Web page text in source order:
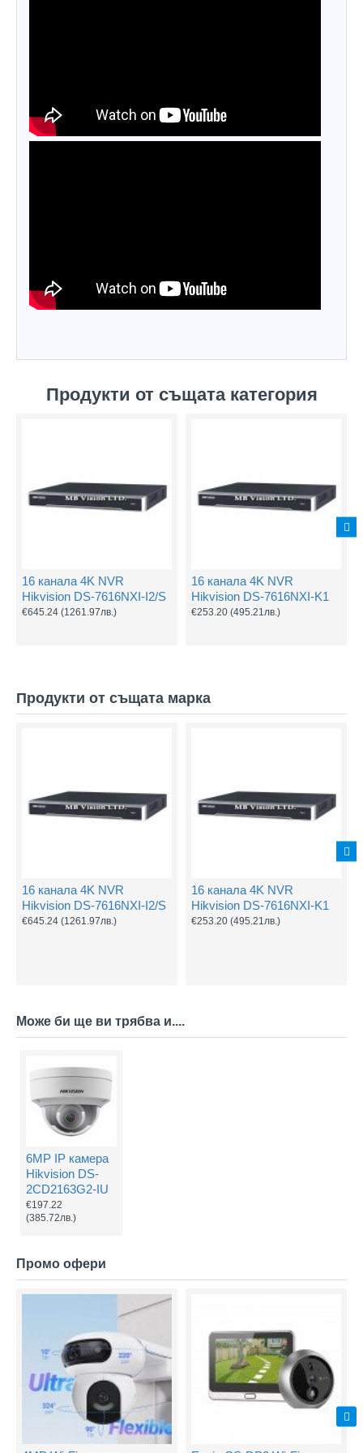
Продукти от същата категория
16 канала 4K NVR
Hikvision DS-7616NXI-I2/S
€645.24 (1261.97лв.)
16 канала 4K NVR
Hikvision DS-7616NXI-K1
€253.20 (495.21лв.)
Продукти от същата марка
16 канала 4K NVR
Hikvision DS-7616NXI-I2/S
€645.24 (1261.97лв.)
16 канала 4K NVR
Hikvision DS-7616NXI-K1
€253.20 (495.21лв.)
Може би ще ви трябва и....
6MP IP камера
Hikvision DS-
2CD2163G2-IU
€197.22
(385.72лв.)
Промо офери